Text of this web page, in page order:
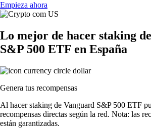
Empieza ahora
Lo mejor de hacer staking
S&P 500 ETF en España
Genera tus recompensas
Al hacer staking de Vanguard S&P 500 ETF
recompensas directas según la red. Nota: las
están garantizadas.